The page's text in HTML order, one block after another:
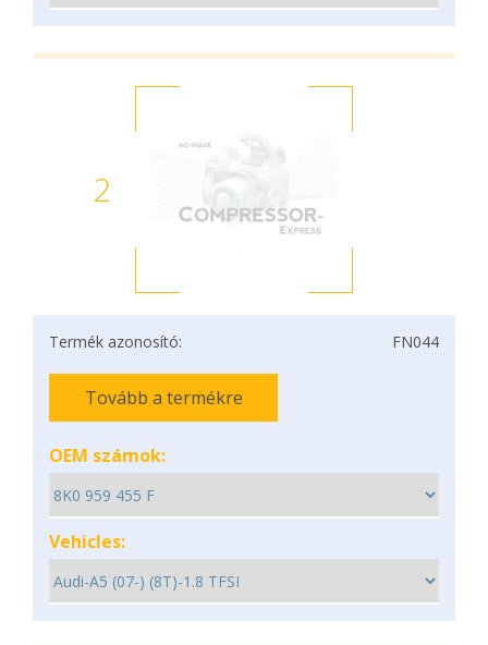
2
Termék azonosító: FN044
Tovább a termékre
OEM számok:
Vehicles: